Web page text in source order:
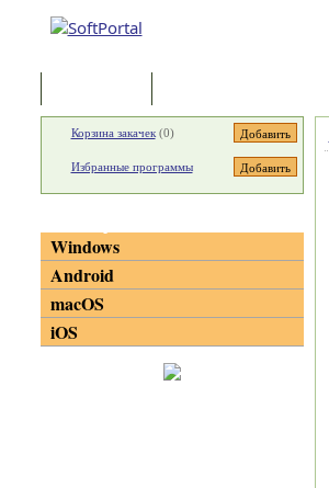
Корзина закачек(0)
Избранные программы
Windows
Android
macOS
iOS